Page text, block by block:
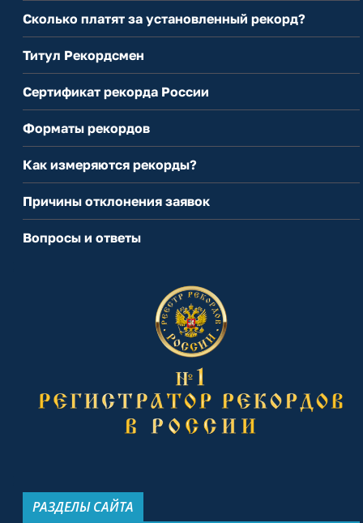
Сколько платят за установленный рекорд?
Титул Рекордсмен
Сертификат рекорда России
Форматы рекордов
Как измеряются рекорды?
Причины отклонения заявок
Вопросы и ответы
РАЗДЕЛЫ САЙТА